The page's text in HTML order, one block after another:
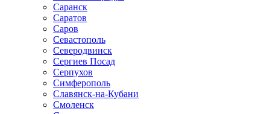
Саранск
Саратов
Саров
Севастополь
Северодвинск
Сергиев Посад
Серпухов
Симферополь
Славянск-на-Кубани
Смоленск